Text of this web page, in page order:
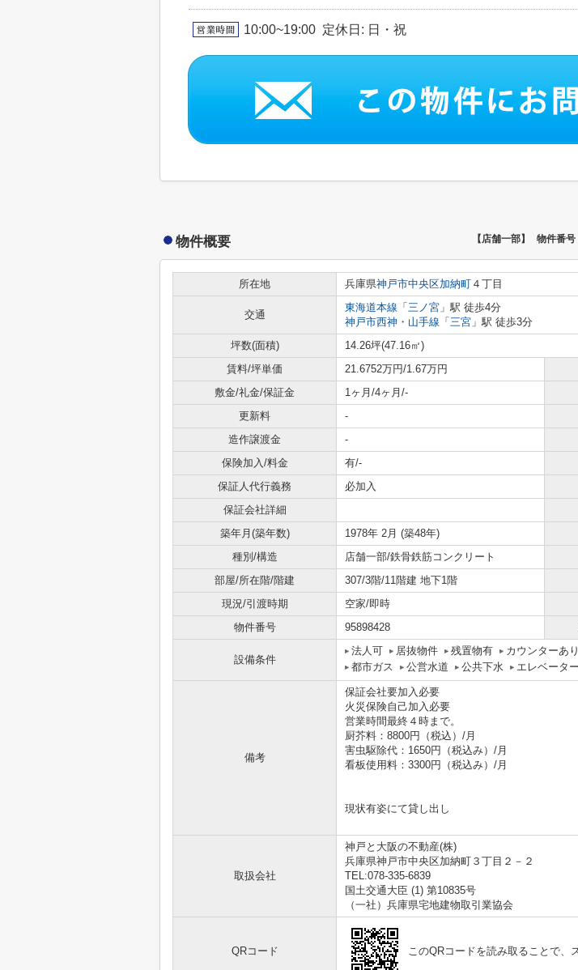
10:00~19:00 定休日: 日・祝
物件概要 【店舗一部】 物件番
所在地 兵庫県神戸市中央区加納町 ４丁目
交通
東海道本線 「 三ノ宮 」駅 徒歩4分
神戸市西神・山手線 「 三宮 」駅 徒歩3分
坪数(面積)
14.26坪(47.16㎡)
賃料/坪単価
21.6752万円/1.67万円
敷金/礼金/保証金
1ヶ月/4ヶ月/-
更新料
-
造作譲渡金
-
保険加入/料金
有/-
保証人代行義務
必加入
保証会社詳細
築年月(築年数)
1978年 2月 (築48年)
種別/構造
店舗一部/鉄骨鉄筋コンクリート
部屋/所在階/階建
307/3階/11階建 地下1階
現況/引渡時期
空家/即時
物件番号
95898428
設備条件
法人可 居抜物件 残置物有 カウンターあり
都市ガス
公営水道 公共下水 エレベーター
備考
保証会社要加入必要
火災保険自己加入必要
営業時間最終４時まで。
厨芥料：8800円（税込）/月
害虫駆除代：1650円（税込み）/月
看板使用料：3300円（税込み）/月
現状有姿にて貸し出し
取扱会社
神戸と大阪の不動産(株)
兵庫県神戸市中央区加納町３丁目２－２
TEL:078-335-6839
国土交通大臣 (1) 第10835号
（一社）兵庫県宅地建物取引業協会
QRコード このQRコードを読み取ることで、